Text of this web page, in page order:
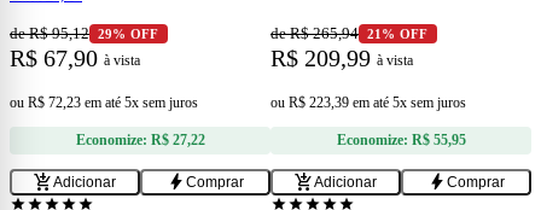
de R$ 95,12 29% OFF
R$ 67,90 à vista
ou R$ 72,23 em até 5x sem juros
Economize: R$ 27,22
add_shopping_cartAdicionar bolt Comprar
de R$ 265,94 21% OFF
R$ 209,99 à vista
ou R$ 223,39 em até 5x sem juros
Economize: R$ 55,95
add_shopping_cartAdicionar bolt Comprar
confirmation_numberCupom 15% OFF
add
starstarstarstarstar
add
starstarstarstarstar